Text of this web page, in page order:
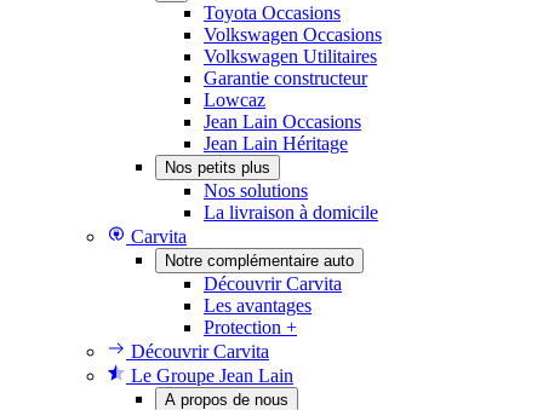
Toyota Occasions
Volkswagen Occasions
Volkswagen Utilitaires
Garantie constructeur
Lowcaz
Jean Lain Occasions
Jean Lain Héritage
Nos petits plus
Nos solutions
La livraison à domicile
Carvita
Notre complémentaire auto
Découvrir Carvita
Les avantages
Protection +
Découvrir Carvita
Le Groupe Jean Lain
A propos de nous